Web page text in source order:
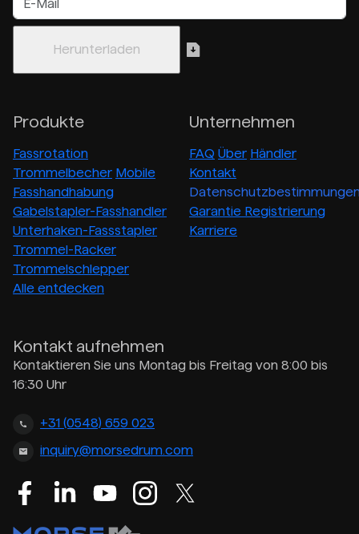
Produkte
Fassrotation
Trommelbecher Mobile
Fasshandhabung
Gabelstapler-Fasshandler
Unterhaken-Fassstapler
Trommel-Racker
Trommelschlepper
Alle entdecken
Unternehmen
FAQ Über Händler
Kontakt
Garantie Registrierung
Karriere
Kontakt aufnehmen
Kontaktieren Sie uns Montag bis Freitag von 8:00 bis
16:30 Uhr
+31 (0548) 659 023
inquiry@morsedrum.com